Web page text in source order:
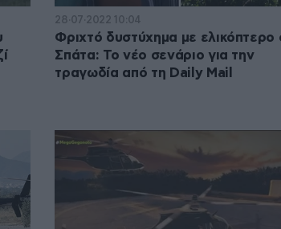
28·07·2022 10:04
Φριχτό δυστύχημα με ελικόπτερο
Σπάτα: Το νέο σενάριο για την
τραγωδία από τη Daily Mail